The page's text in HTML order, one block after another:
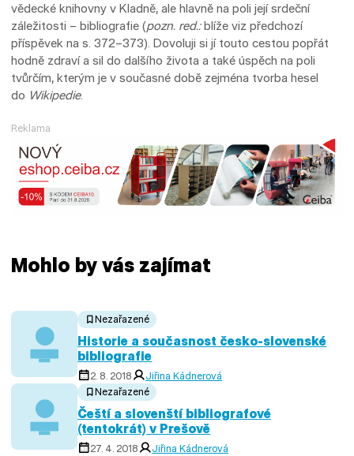
vědecké knihovny v Kladně, ale hlavně na poli její srdeční
záležitosti – bibliografie (pozn. red.:blíže viz předchozí
příspěvek na s. 372–373). Dovoluji si jí touto cestou popřát
hodně zdraví a sil do dalšího života a také úspěch na poli
tvůrčím, kterým je v současné době zejména tvorba hesel
do Wikipedie.
Reklama
Mohlo by vás zajímat
Nezařazené
Historie a současnost česko-slovenské
bibliografie
2. 8. 2018
Jiřina Kádnerová
Nezařazené
Čeští a slovenští bibliografové
(tentokrát) v Prešově
27. 4. 2018
Jiřina Kádnerová